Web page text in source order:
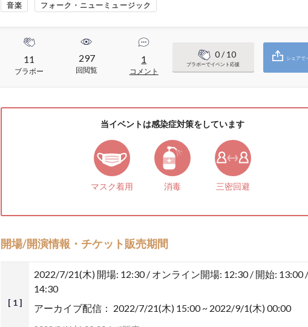
音楽 フォーク・ニューミュージック
11
ブラボー
297
回閲覧
1
コメント
0/ 10
ブラボーでイベント応援
シェアで
当イベントは感染症対策をしています
マスク着用 消毒 三密回避
開場/開演情報・チケット販売期間
[ 1 ]
2022/7/21(木) 開場: 12:30 / オンライン開場: 12:30 / 開始: 13:00
14:30
アーカイブ配信： 2022/7/21(木) 15:00 ~ 2022/9/1(木) 00:00